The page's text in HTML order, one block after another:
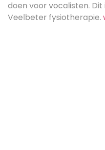
doen voor vocalisten. Dit
Veelbeter fysiotherapie.